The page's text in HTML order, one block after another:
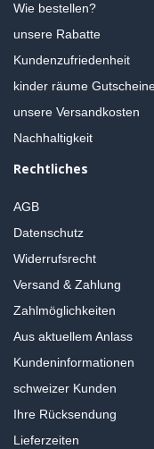
Wie bestellen?
unsere Rabatte
Kundenzufriedenheit
kinder räume
unsere Versandkosten
Nachhaltigkeit
Rechtliches
AGB
Datenschutz
Widerrufsrecht
Versand & Zahlung
Zahlmöglichkeiten
Aus aktuellem Anlass
Kundeninformationen
schweizer Kunden
Ihre Rücksendung
Lieferzeiten